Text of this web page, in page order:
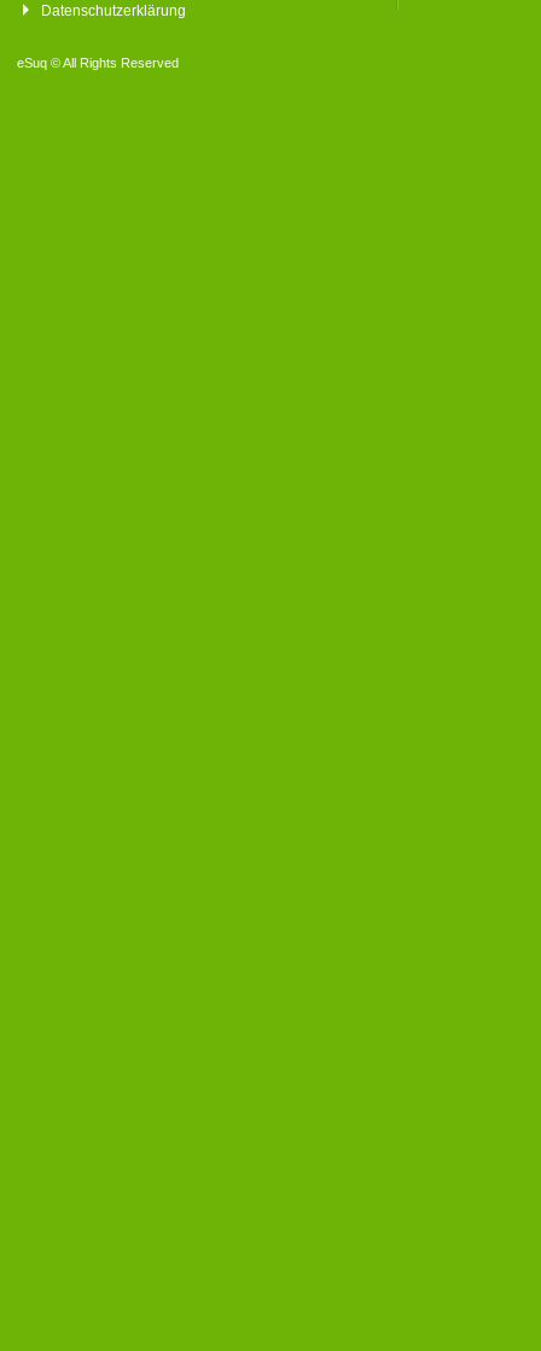
Datenschutzerklärung
eSuq © All Rights Reserved